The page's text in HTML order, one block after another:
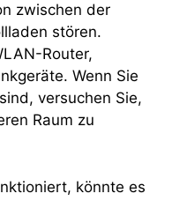
zwischen der
stören.
Router,
Wenn Sie
versuchen Sie,
Raum zu
könnte es